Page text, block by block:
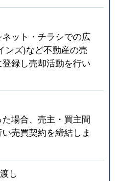
ット・チラシでの広
ンズ)など不動産の売
録し売却活動を行い
場合、売主・買主間
売買契約を締結しま
し